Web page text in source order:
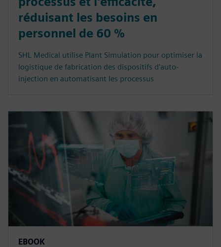
réduisant les besoins en
personnel de 60 %
SHL Medical utilise Plant Simulation pour optimiser la
logistique de fabrication des dispositifs d'auto-
injection en automatisant les processus
EBOOK